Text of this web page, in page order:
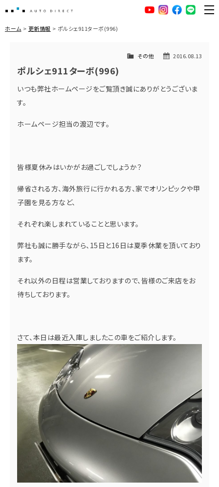
AUTO DIRECT YouTubeInstagramfacebook
LINE
ホーム 更新情報 ポルシェ911ターボ(996)
2016.08.13
その他
ポルシェ911ターボ(996)
いつも弊社ホームページをご覧頂き誠にありがとうございま
す。
ホームページ担当の渡辺です。
皆様夏休みはいかがお過ごしでしょうか？
帰省される方、海外旅行に行かれる方、家でオリンピックや甲
子園を見る方など、
それぞれ楽しまれていることと思います。
弊社も誠に勝手ながら、15日と16日は夏季休業を頂いており
ます。
それ以外の日程は営業しておりますので、皆様のご来店をお
待ちしております。
さて、本日は最近入庫しましたこの車をご紹介します。